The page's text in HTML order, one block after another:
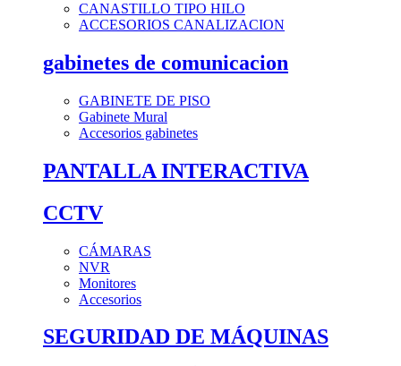
CANASTILLO TIPO HILO
ACCESORIOS CANALIZACION
gabinetes de comunicacion
GABINETE DE PISO
Gabinete Mural
Accesorios gabinetes
PANTALLA INTERACTIVA
CCTV
CÁMARAS
NVR
Monitores
Accesorios
SEGURIDAD DE MÁQUINAS